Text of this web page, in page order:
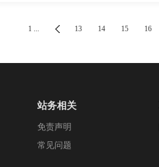
1 ... 13 14 15 16
站务相关
免责声明
常见问题